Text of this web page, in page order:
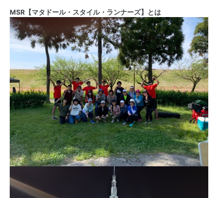
MSR【マタドール・スタイル・ランナーズ】とは